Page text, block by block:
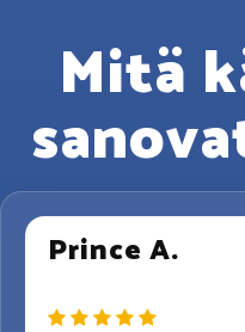
Mitä
Prince A.